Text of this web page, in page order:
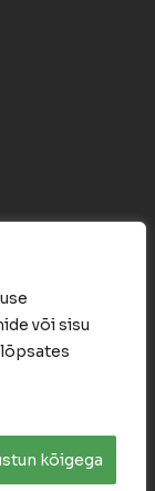
või sisu
kõigega